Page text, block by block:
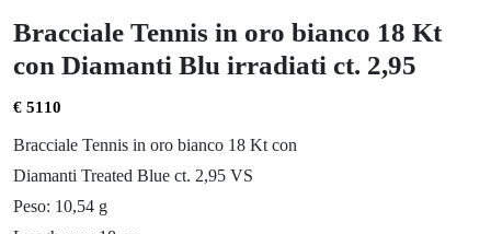
Bracciale Tennis in oro bianco 18 Kt
con Diamanti Blu irradiati ct. 2,95
€ 5110
Bracciale Tennis in oro bianco 18 Kt con
Diamanti Treated Blue ct. 2,95 VS
Peso: 10,54 g